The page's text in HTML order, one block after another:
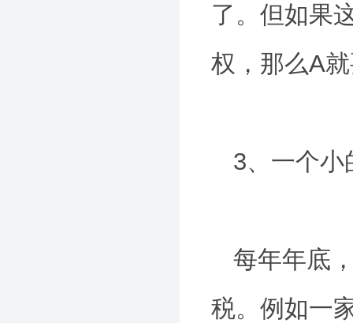
了。但如果
权，那么A
3、一个小
每年年底
税。例如一